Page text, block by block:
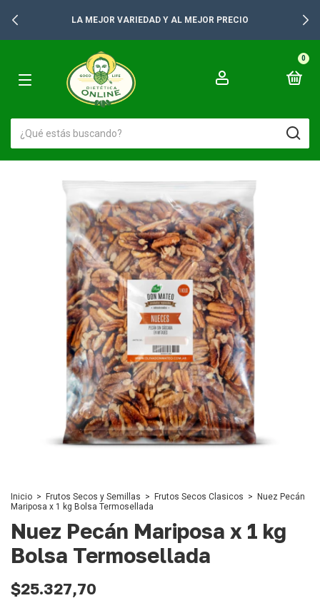
LA MEJOR VARIEDAD Y AL MEJOR PRECIO
0
Inicio > Frutos Secos y Semillas > Frutos Secos Clasicos >
Nuez Pecán
Mariposa x 1 kg Bolsa Termosellada
Nuez Pecán Mariposa x 1 kg
Bolsa Termosellada
$25.327,70